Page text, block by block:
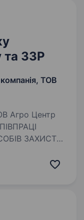
та ЗЗР
ТОВ
ЗАХИСТУ